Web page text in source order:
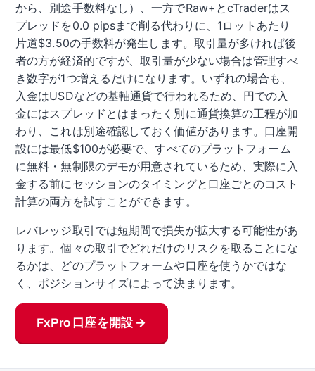
から、別途手数料なし）、一方でRaw+とcTraderはス
プレッドを0.0 pipsまで削る代わりに、1ロットあたり
片道$3.50の手数料が発生します。取引量が多ければ後
者の方が経済的ですが、取引量が少ない場合は管理すべ
き数字が1つ増えるだけになります。いずれの場合も、
入金はUSDなどの基軸通貨で行われるため、円での入
金にはスプレッドとはまったく別に通貨換算の工程が加
わり、これは別途確認しておく価値があります。口座開
設には最低$100が必要で、すべてのプラットフォーム
に無料・無制限のデモが用意されているため、実際に入
金する前にセッションのタイミングと口座ごとのコスト
計算の両方を試すことができます。
レバレッジ取引では短期間で損失が拡大する可能性があ
ります。個々の取引でどれだけのリスクを取ることにな
るかは、どのプラットフォームや口座を使うかではな
く、ポジションサイズによって決まります。
FxPro 口座を開設 →